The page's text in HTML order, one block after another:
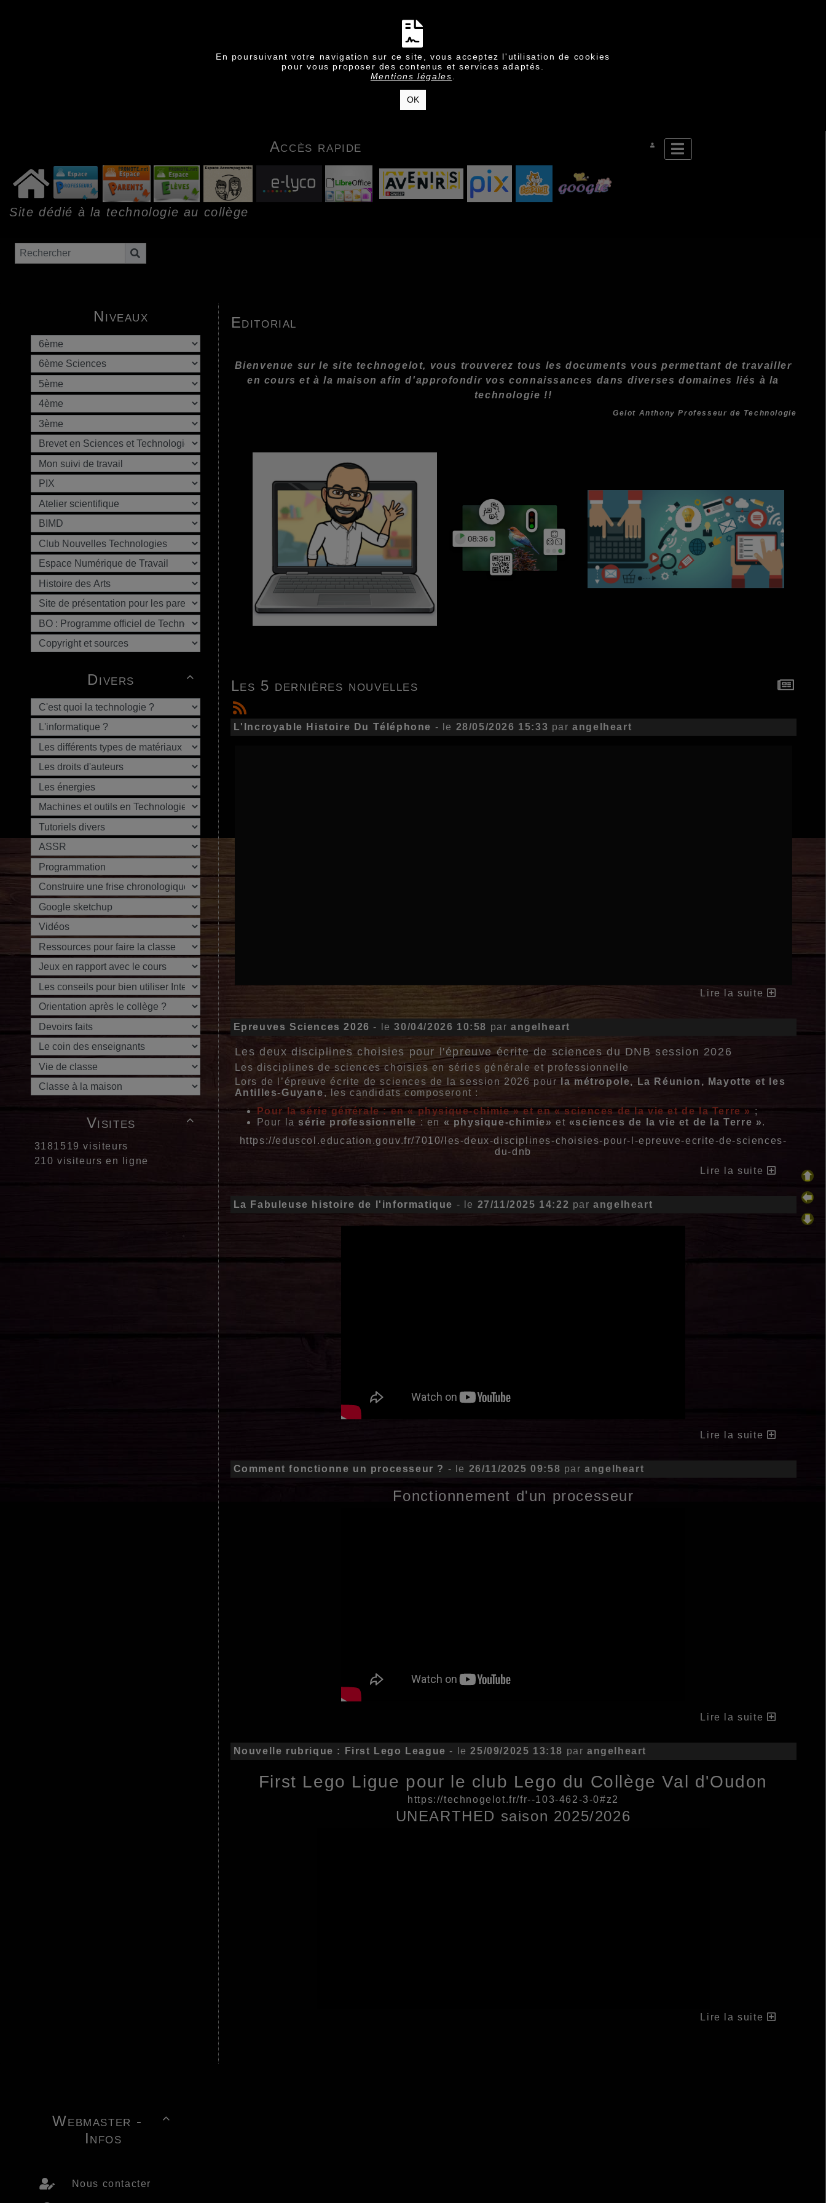
En poursuivant votre navigation sur ce site, vous acceptez l'utilisation de cookies
pour vous proposer des contenus et services adaptés.
Mentions légales
OK
Accès rapide
Site dédié à la technologie au collège
Niveaux

Divers

Visites
3181519 visiteurs
210 visiteurs en ligne
Editorial
Bienvenue sur le site technogelot, vous trouverez tous les documents vous permettant de travailler
en cours et à la maison afin d'approfondir vos connaissances dans diverses domaines liés à la
technologie !!
Gelot Anthony Professeur de Technologie
Les 5 dernières nouvelles
L'Incroyable Histoire Du Téléphone - le 28/05/2026 15:33 parangelheart
Lire la suite
Epreuves Sciences 2026 - le30/04/2026 10:58 par angelheart
Les deux disciplines choisies pour l'épreuve écrite de sciences du DNB session 2026
Les disciplines de sciences choisies en séries générale et professionnelle
Lors de l’épreuve écrite de sciences de la session 2026 pour la métropole, La Réunion, Mayotte et les
Antilles-Guyane, les candidats composeront :
Pour la série générale : en « physique-chimie » et en « sciences de la vie et de la Terre » ;
Pour la série professionnelle : en « physique-chimie» et «sciences de la vie et de la Terre ».
https://eduscol.education.gouv.fr/7010/les-deux-disciplines-choisies-pour-l-epreuve-ecrite-de-sciences-
du-dnb
Lire la suite
La Fabuleuse histoire de l'informatique - le 27/11/2025 14:22 parangelheart
Lire la suite
Comment fonctionne un processeur ? - le 26/11/2025 09:58 parangelheart
Fonctionnement d'un processeur
Lire la suite
Nouvelle rubrique : First Lego League - le25/09/2025 13:18 par angelheart
First Lego Ligue pour le club Lego du Collège Val d'Oudon
https://technogelot.fr/fr--103-462-3-0#z2
UNEARTHED saison 2025/2026
Lire la suite

Webmaster -
Infos
Nous contacter